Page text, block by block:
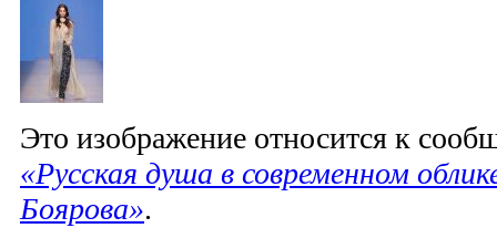
Это изображение относится к
«Русская душа в современном
Боярова».